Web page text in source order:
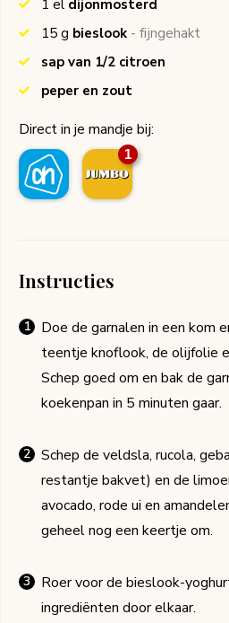
1 el dijonmosterd
15 g bieslook - fijngehakt
sap van 1/2 citroen
peper en zout
Direct in je mandje bij:
1
Instructies
Doe de garnalen in een kom
teentje knoflook, de olijfolie
Schep goed om en bak de
koekenpan in 5 minuten gaar.
Schep de veldsla, rucola,
restantje bakvet) en de
avocado, rode ui en
geheel nog een keertje om.
Roer voor de bieslook-
ingrediënten door elkaar.